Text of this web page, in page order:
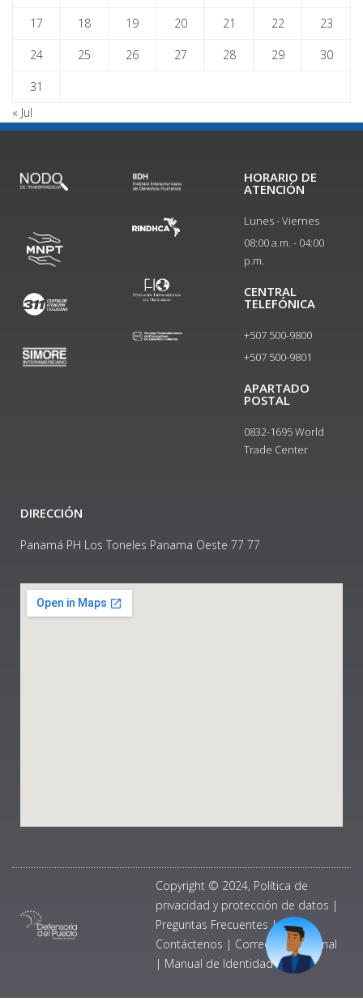
17 18 19 20 21 22 23
24 25 26 27 28 29 30
31
« Jul
HORARIO DE
ATENCIÓN
Lunes - Viernes
08:00 a.m. - 04:00
p.m.
CENTRAL
TELEFÓNICA
+507 500-9800
+507 500-9801​
APARTADO
POSTAL
0832-1695 World
Trade Center
DIRECCIÓN
Panamá PH Los Toneles Panama Oeste 77 77
Copyright © 2024, Política de
privacidad y protección de datos |
Preguntas Frecuentes |
Contáctenos | Correo Institucional
| Manual de Identidad Visual